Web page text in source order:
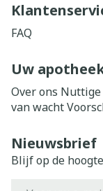
FAQ
Uw
Over ons
van wacht
Nieuwsbrief
Blijf op de